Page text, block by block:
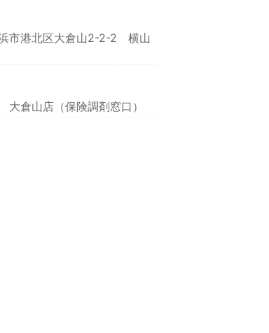
市港北区大倉山2-2-2 横山
倉山店（保険調剤窓口）